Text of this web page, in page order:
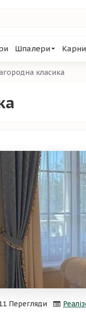
Шпалери
класика
Перегляди